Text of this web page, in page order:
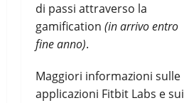
di passi attraverso la
gamification (in arrivo entro
fine anno).
Maggiori informazioni sulle
applicazioni Fitbit Labs e sui